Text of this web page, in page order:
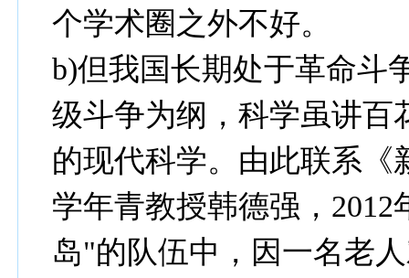
个学术圈之外不好。
b)但我国长期处于革命斗
级斗争为纲，科学虽讲百
的现代科学。由此联系《
学年青教授韩德强，
岛"的队伍中，因一名老